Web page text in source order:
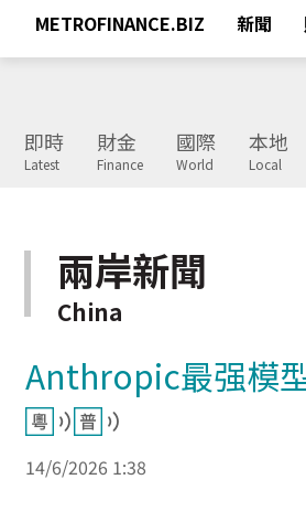
METROFINANCE.BIZ 新聞
即時
Latest
財金
Finance
國際
World
本地
Local
兩岸新聞
China
Anthropic最强模
14/6/2026 1:38